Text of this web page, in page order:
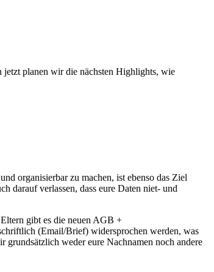
planen wir die nächsten Highlights, wie
organisierbar zu machen, ist ebenso das Ziel
darauf verlassen, dass eure Daten niet- und
gibt es die neuen AGB +
(Email/Brief) widersprochen werden, was
weder eure Nachnamen noch andere